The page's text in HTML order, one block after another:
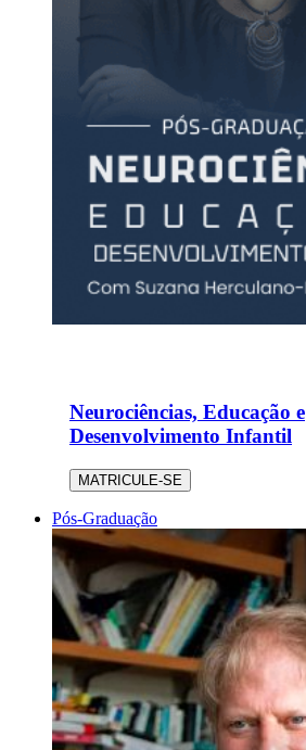
Neurociências, Educação e
Desenvolvimento Infantil
MATRICULE-SE
Pós-Graduação